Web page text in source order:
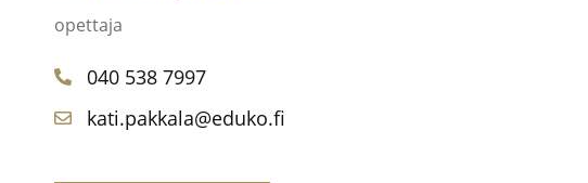
opettaja
040 538 7997
kati.pakkala@eduko.fi